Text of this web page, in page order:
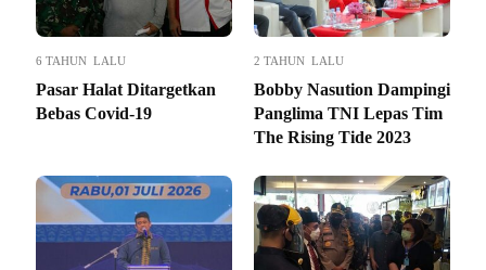
6 TAHUN LALU
Pasar Halat Ditargetkan
Bebas Covid-19
2 TAHUN LALU
Bobby Nasution Dampingi
Panglima TNI Lepas Tim
The Rising Tide 2023